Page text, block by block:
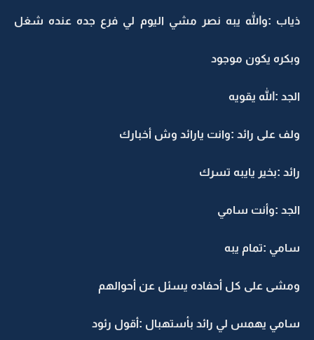
ذياب :والله يبه نصر مشي اليوم لي فرع جده عنده شغل
وبكره يكون موجود
الجد :الله يقويه
ولف على رائد :وانت يارائد وش أخبارك
رائد :بخير يايبه تسرك
الجد :وأنت سامي
سامي :تمام يبه
ومشى على كل أحفاده يسئل عن أحوالهم
سامي يهمس لي رائد بأستهبال :أقول رئود